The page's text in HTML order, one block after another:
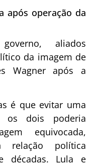
após operação da
aliados
da imagem de
Wagner após a
é que evitar uma
os dois poderia
equivocada,
relação política
décadas. Lula e